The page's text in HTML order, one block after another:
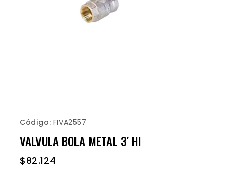
Código: FIVA2557
VALVULA BOLA METAL 3′ HI
$82.124